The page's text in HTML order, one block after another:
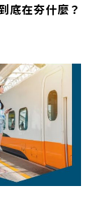
底在夯什麼？